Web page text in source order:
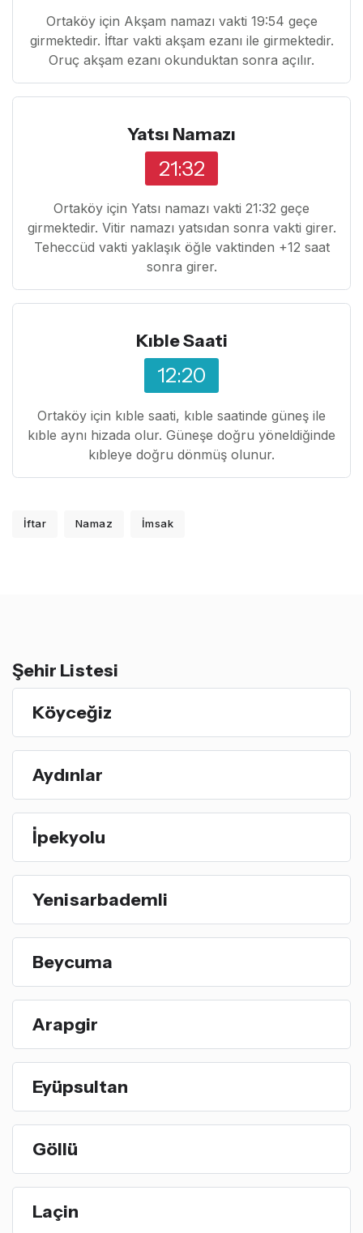
Ortaköy için Akşam namazı vakti 19:54 geçe
girmektedir. İftar vakti akşam ezanı ile girmektedir.
Oruç akşam ezanı okunduktan sonra açılır.
Yatsı Namazı
21:32
Ortaköy için Yatsı namazı vakti 21:32 geçe
girmektedir. Vitir namazı yatsıdan sonra vakti girer.
Teheccüd vakti yaklaşık öğle vaktinden +12 saat
sonra girer.
Kıble Saati
12:20
Ortaköy için kıble saati, kıble saatinde güneş ile
kıble aynı hizada olur. Güneşe doğru yöneldiğinde
kıbleye doğru dönmüş olunur.
İftar Namaz İmsak
Şehir Listesi
Köyceğiz
Aydınlar
İpekyolu
Yenisarbademli
Beycuma
Arapgir
Eyüpsultan
Göllü
Laçin